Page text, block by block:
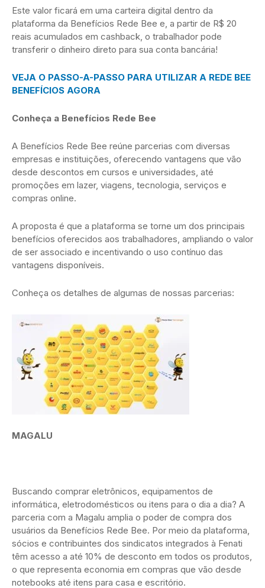
Este valor ficará em uma carteira digital dentro da
plataforma da Benefícios Rede Bee e, a partir de R$ 20
reais acumulados em cashback, o trabalhador pode
transferir o dinheiro direto para sua conta bancária!
VEJA O PASSO-A-PASSO PARA UTILIZAR A REDE BEE
BENEFÍCIOS AGORA
Conheça a Benefícios Rede Bee
A Benefícios Rede Bee reúne parcerias com diversas
empresas e instituições, oferecendo vantagens que vão
desde descontos em cursos e universidades, até
promoções em lazer, viagens, tecnologia, serviços e
compras online.
A proposta é que a plataforma se torne um dos principais
benefícios oferecidos aos trabalhadores, ampliando o valor
de ser associado e incentivando o uso contínuo das
vantagens disponíveis.
Conheça os detalhes de algumas de nossas parcerias:
MAGALU
Buscando comprar eletrônicos, equipamentos de
informática, eletrodomésticos ou itens para o dia a dia? A
parceria com a Magalu amplia o poder de compra dos
usuários da Benefícios Rede Bee. Por meio da plataforma,
sócios e contribuintes dos sindicatos integrados à Fenati
têm acesso a até 10% de desconto em todos os produtos,
o que representa economia em compras que vão desde
notebooks até itens para casa e escritório.